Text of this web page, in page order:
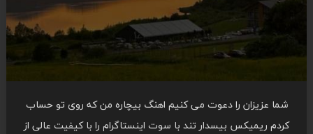
شما عزیزان را دعوت می کنیم اهنگ بیچاره من که روی تو حساب
کردم ریمیکس بیسدار تند با سوت اینستاگرام را با کیفیت عالی از